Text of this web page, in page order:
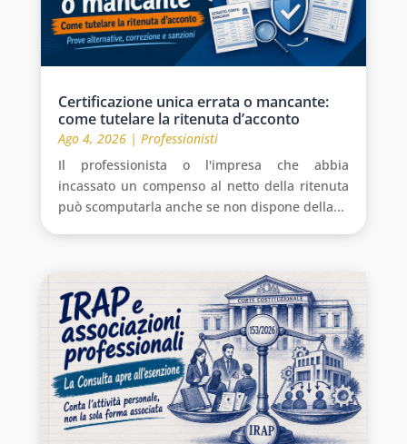
Certificazione unica errata o mancante:
come tutelare la ritenuta d’acconto
Ago 4, 2026| Professionisti
Il professionista o l'impresa che abbia
incassato un compenso al netto della ritenuta
può scomputarla anche se non dispone della...